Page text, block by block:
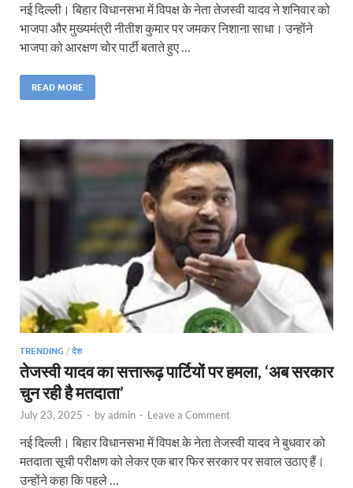
नई दिल्ली। बिहार विधानसभा में विपक्ष के नेता तेजस्वी यादव ने शनिवार को
भाजपा और मुख्यमंत्री नीतीश कुमार पर जमकर निशाना साधा। उन्होंने
भाजपा को आरक्षण चोर पार्टी बताते हुए …
READ MORE
TRENDING / देश
तेजस्वी यादव का सत्तारूढ़ पार्टियों पर हमला, ‘अब सरकार
चुन रही है मतदाता’
July 23, 2025 - byadmin - Leave a Comment
नई दिल्ली। बिहार विधानसभा में विपक्ष के नेता तेजस्वी यादव ने बुधवार को
मतदाता सूची परीक्षण को लेकर एक बार फिर सरकार पर सवाल उठाए हैं।
उन्होंने कहा कि पहले …